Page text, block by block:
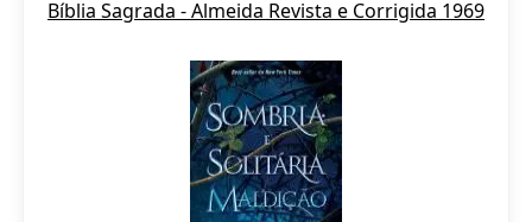
Bíblia Sagrada - Almeida Revista e Corrigida 1969